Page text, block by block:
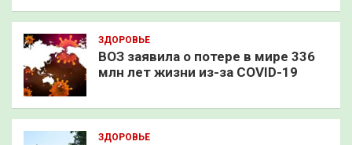
ЗДОРОВЬЕ
ВОЗ заявила о потере в мире 336
млн лет жизни из-за COVID-19
ЗДОРОВЬЕ